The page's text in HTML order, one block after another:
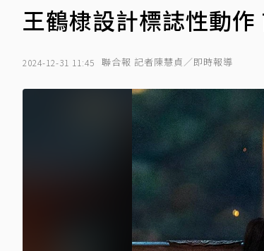
王鶴棣設計標誌性動作
2024-12-31 11:45 聯合報 記者陳慧貞／即時報導